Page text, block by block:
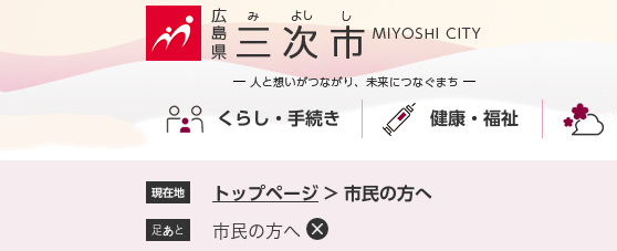
の
ー
くらし・手続き 健康・福祉
現在地 トップページ > 市民の方へ
足あと 市民の方へ